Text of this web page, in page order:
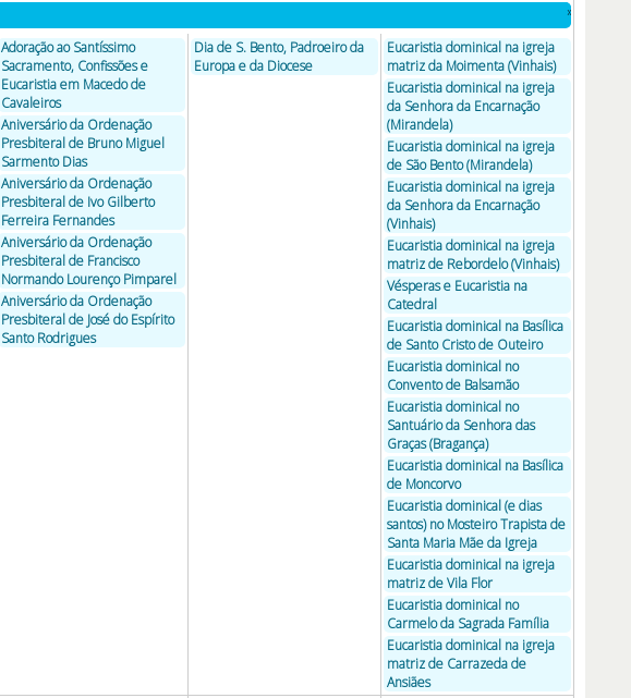
»
Adoração ao Santíssimo
Sacramento, Confissões e
Eucaristia em Macedo de
Cavaleiros
Aniversário da Ordenação
Presbiteral de Bruno Miguel
Sarmento Dias
Aniversário da Ordenação
Presbiteral de Ivo Gilberto
Ferreira Fernandes
Aniversário da Ordenação
Presbiteral de Francisco
Normando Lourenço Pimparel
Aniversário da Ordenação
Presbiteral de José do Espírito
Santo Rodrigues
Dia de S. Bento, Padroeiro da
Europa e da Diocese
Eucaristia dominical na igreja
matriz da Moimenta (Vinhais)
Eucaristia dominical na igreja
da Senhora da Encarnação
(Mirandela)
Eucaristia dominical na igreja
de São Bento (Mirandela)
Eucaristia dominical na igreja
da Senhora da Encarnação
(Vinhais)
Eucaristia dominical na igreja
matriz de Rebordelo (Vinhais)
Vésperas e Eucaristia na
Catedral
Eucaristia dominical na Basílica
de Santo Cristo de Outeiro
Eucaristia dominical no
Convento de Balsamão
Eucaristia dominical no
Santuário da Senhora das
Graças (Bragança)
Eucaristia dominical na Basílica
de Moncorvo
Eucaristia dominical (e dias
santos) no Mosteiro Trapista de
Santa Maria Mãe da Igreja
Eucaristia dominical na igreja
matriz de Vila Flor
Eucaristia dominical no
Carmelo da Sagrada Família
Eucaristia dominical na igreja
matriz de Carrazeda de
Ansiães